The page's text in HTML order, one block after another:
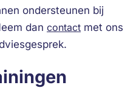
ondersteunen bij
dan contact met ons